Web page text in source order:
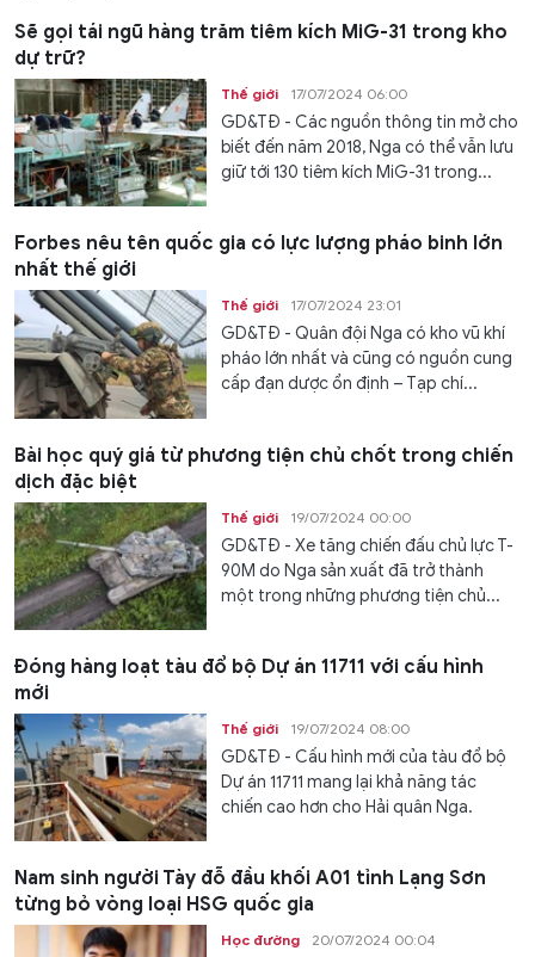
Sẽ gọi tái ngũ hàng trăm tiêm kích MiG-31 trong kho
dự trữ?
Thế giới 17/07/2024 06:00
GD&TĐ - Các nguồn thông tin mở cho
biết đến năm 2018, Nga có thể vẫn lưu
giữ tới 130 tiêm kích MiG-31 trong...
Forbes nêu tên quốc gia có lực lượng pháo binh lớn
nhất thế giới
Thế giới 17/07/2024 23:01
GD&TĐ - Quân đội Nga có kho vũ khí
pháo lớn nhất và cũng có nguồn cung
cấp đạn dược ổn định – Tạp chí...
Bài học quý giá từ phương tiện chủ chốt trong chiến
dịch đặc biệt
Thế giới 19/07/2024 00:00
GD&TĐ - Xe tăng chiến đấu chủ lực T-
90M do Nga sản xuất đã trở thành
một trong những phương tiện chủ...
Đóng hàng loạt tàu đổ bộ Dự án 11711 với cấu hình
mới
Thế giới 19/07/2024 08:00
GD&TĐ - Cấu hình mới của tàu đổ bộ
Dự án 11711 mang lại khả năng tác
chiến cao hơn cho Hải quân Nga.
Nam sinh người Tày đỗ đầu khối A01 tỉnh Lạng Sơn
từng bỏ vòng loại HSG quốc gia
Học đường 20/07/2024 00:04